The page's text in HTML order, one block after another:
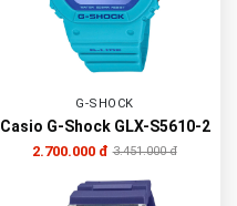
G-SHOCK
Casio G-Shock GLX-S5610-2
2.700.000 đ 3.451.000 đ